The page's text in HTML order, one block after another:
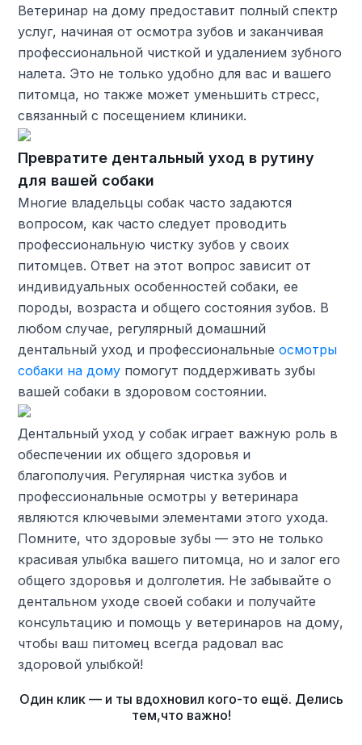
Ветеринар на дому предоставит полный спектр
услуг, начиная от осмотра зубов и заканчивая
профессиональной чисткой и удалением зубного
налета. Это не только удобно для вас и вашего
питомца, но также может уменьшить стресс,
связанный с посещением клиники.
Превратите дентальный уход в рутину
для вашей собаки
Многие владельцы собак часто задаются
вопросом, как часто следует проводить
профессиональную чистку зубов у своих
питомцев. Ответ на этот вопрос зависит от
индивидуальных особенностей собаки, ее
породы, возраста и общего состояния зубов. В
любом случае, регулярный домашний
дентальный уход и профессиональныеосмотры
собаки на дому помогут поддерживать зубы
вашей собаки в здоровом состоянии.
Дентальный уход у собак играет важную роль в
обеспечении их общего здоровья и
благополучия. Регулярная чистка зубов и
профессиональные осмотры у ветеринара
являются ключевыми элементами этого ухода.
Помните, что здоровые зубы — это не только
красивая улыбка вашего питомца, но и залог его
общего здоровья и долголетия. Не забывайте о
дентальном уходе своей собаки и получайте
консультацию и помощь у ветеринаров на дому,
чтобы ваш питомец всегда радовал вас
здоровой улыбкой!